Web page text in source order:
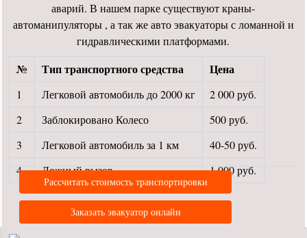
аварий. В нашем парке существуют краны-
автоманипуляторы , а так же авто эвакуаторы с ломанной и
гидравлическими платформами.
№ Тип транспортного средства Цена
1 Легковой автомобиль до 2000 кг
2 000 руб.
2
Заблокировано Колесо
500 руб.
3
Легковой автомобиль за 1 км
40-50 руб.
4
Ложный вызов 1 000 руб.
Рассчитать стоимость транспортировки
Заказать эвакуатор онлайн